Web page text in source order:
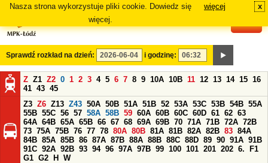
Nasza strona wykorzystuje pliki cookie. Dowiedz się
więcej.
więcej x
Sprawdź rozkład na dzień: i godzinę:
Z Z1 Z2 0 1 2 3 4 5 6 7 8 9 10A 10B 11 12 13 14 15 16
41 43 45
Z3 Z6 Z13 Z43 50A 50B 51A 51B 52 53A 53C 53B 54B 55A
55B 55C 56 57 58A 58B 59 60A 60B 60C 60D 61 62 63
64A 64B 65A 65B 66 67 68 69A 69B 70 71A 71B 72A 72B
73 75A 75B 76 77 78 80A 80B 81A 81B 82A 82B 83 84A
84B 85A 85B 86 87A 87B 88A 88B 88C 88D 89 90 91A 91B
91C 92A 92B 93 94 96 97A 97B 99 100 101 201 202 6.
F1
G1 G2 H
W